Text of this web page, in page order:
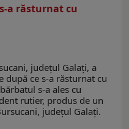
a răsturnat cu
județul Galați, a
ce s-a răsturnat cu
s-a ales cu
rutier, produs de un
județul Galați.